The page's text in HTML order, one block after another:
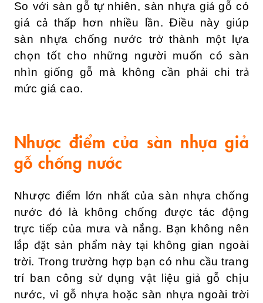
So với sàn gỗ tự nhiên, sàn nhựa giả gỗ có
giá cả thấp hơn nhiều lần. Điều này giúp
sàn nhựa chống nước trở thành một lựa
chọn tốt cho những người muốn có sàn
nhìn giống gỗ mà không cần phải chi trả
mức giá cao.
Nhược điểm của sàn nhựa giả
gỗ chống nước
Nhược điểm lớn nhất của sàn nhựa chống
nước đó là không chống được tác động
trực tiếp của mưa và nắng. Bạn không nên
lắp đặt sản phẩm này tại không gian ngoài
trời. Trong trường hợp bạn có nhu cầu trang
trí ban công sử dụng vật liệu giả gỗ chịu
nước, vỉ gỗ nhựa hoặc sàn nhựa ngoài trời